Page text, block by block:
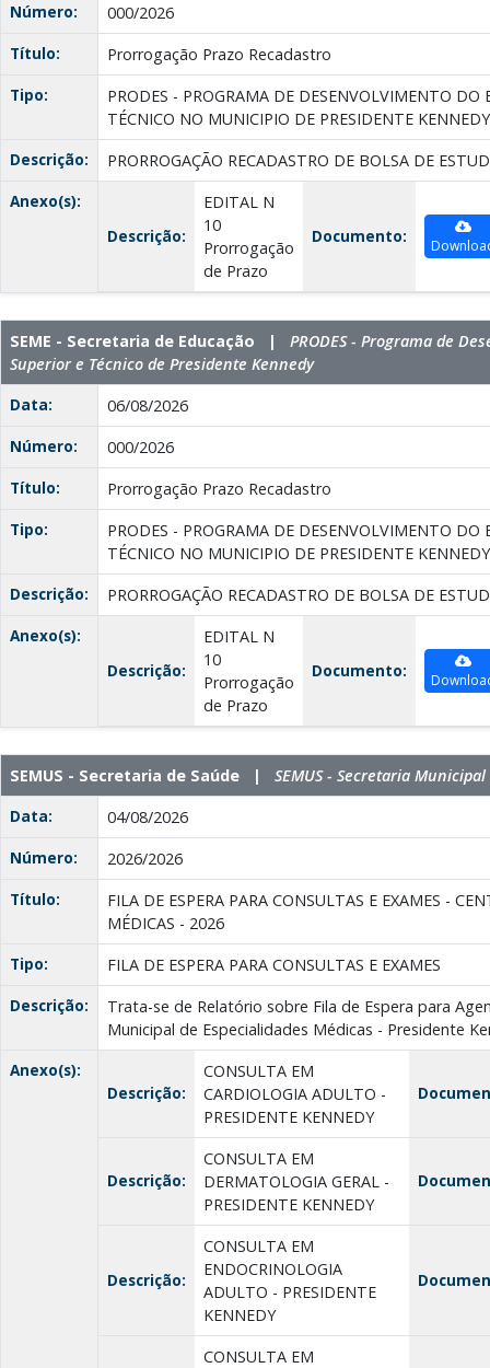
Número:
000/2026
Título:
Prorrogação Prazo Recadastro
Tipo:
PRODES - PROGRAMA DE DESENVOLVIMENTO DO
TÉCNICO NO MUNICIPIO DE PRESIDENTE KENNEDY
Descrição:
PRORROGAÇÃO RECADASTRO DE BOLSA DE
Anexo(s):
Descrição:
EDITAL N
10
Prorrogação
de Prazo
Documento:
SEME - Secretaria de Educação | PRODES - Programa de
Superior e Técnico de Presidente Kennedy
Data:
06/08/2026
Número:
000/2026
Título:
Prorrogação Prazo Recadastro
Tipo:
PRODES - PROGRAMA DE DESENVOLVIMENTO DO
TÉCNICO NO MUNICIPIO DE PRESIDENTE KENNEDY
Descrição:
PRORROGAÇÃO RECADASTRO DE BOLSA DE
Anexo(s):
Descrição:
EDITAL N
10
Prorrogação
de Prazo
Documento:
SEMUS - Secretaria de Saúde | SEMUS - Secretaria Municipal
Data:
04/08/2026
Número:
2026/2026
Título:
FILA DE ESPERA PARA CONSULTAS E EXAMES -
MÉDICAS - 2026
Tipo:
FILA DE ESPERA PARA CONSULTAS E EXAMES
Descrição:
Trata-se de Relatório sobre Fila de Espera para
Municipal de Especialidades Médicas - Presidente
Anexo(s):
Descrição:
CONSULTA EM
CARDIOLOGIA ADULTO -
PRESIDENTE KENNEDY
Descrição:
CONSULTA EM
DERMATOLOGIA GERAL -
PRESIDENTE KENNEDY
Descrição:
CONSULTA EM
ENDOCRINOLOGIA
ADULTO - PRESIDENTE
KENNEDY
CONSULTA EM